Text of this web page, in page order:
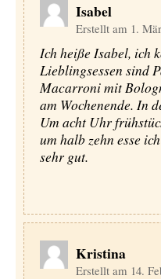
Isabel
Erstellt am 1.
Ich heiße Isabel, ich
Lieblingsessen sind
Macarroni mit
am Wochenende. In
Um acht Uhr
um halb zehn esse
sehr gut.
Kristina
Erstellt am 14.